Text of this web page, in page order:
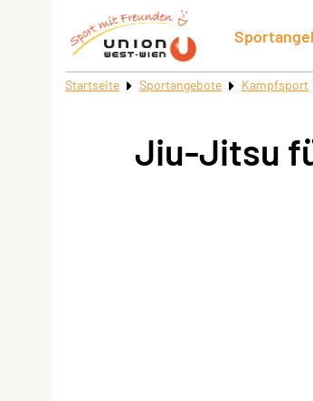
Startseite Sportangebote Kampfsport
Jiu-Jitsu